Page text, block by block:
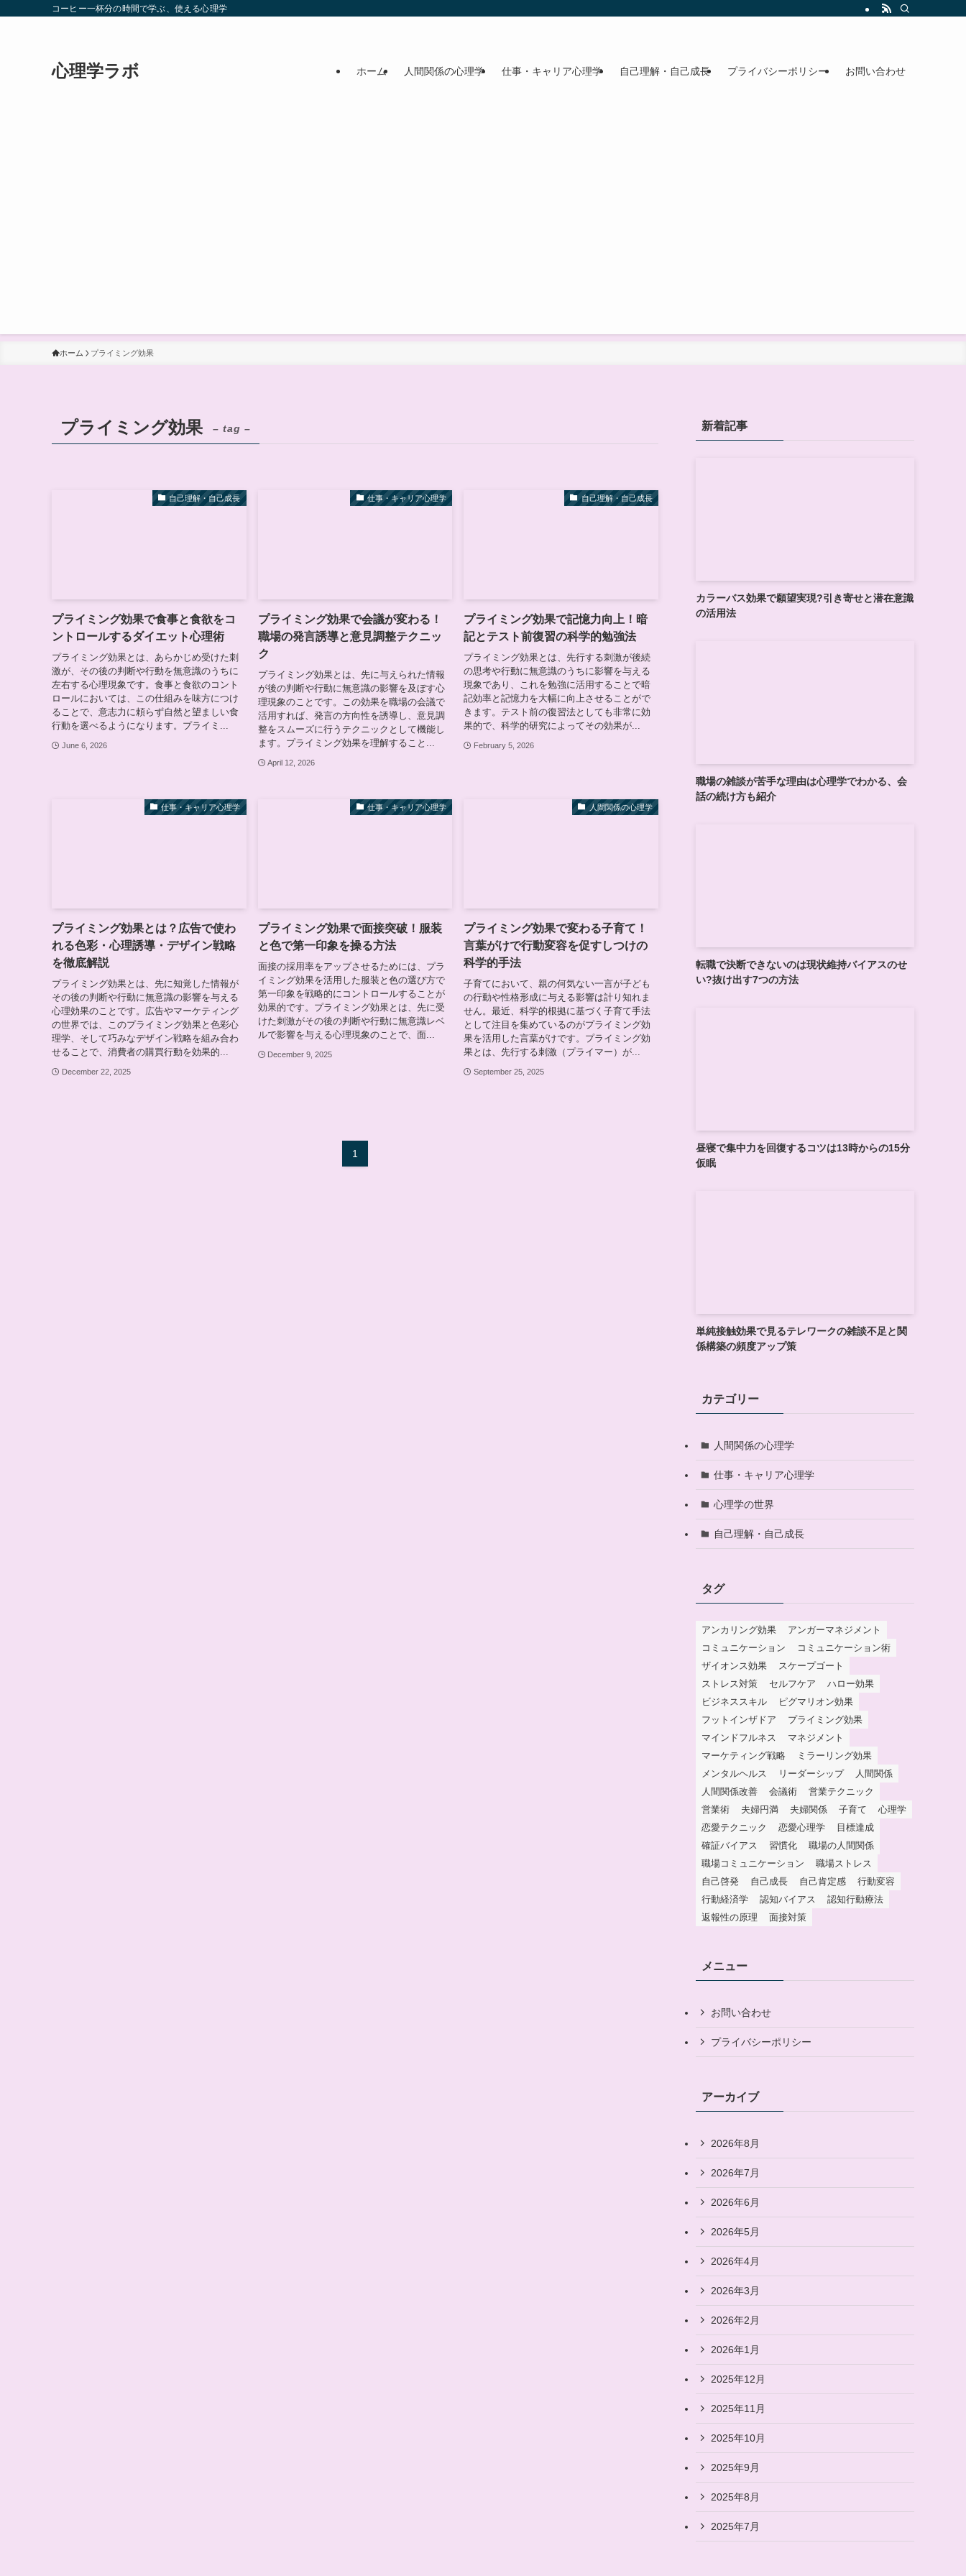
コーヒー一杯分の時間で学ぶ、使える心理学
心理学ラボ ホーム 人間関係の心理学 仕事・キャリア心理学 自己理解・自己成長 プライバシーポリシー お問い合わせ
ホーム プライミング効果
プライミング効果 – tag –
自己理解・自己成長
プライミング効果で食事と食欲をコ
ントロールするダイエット心理術
プライミング効果とは、あらかじめ受けた刺
激が、その後の判断や行動を無意識のうちに
左右する心理現象です。食事と食欲のコント
ロールにおいては、この仕組みを味方につけ
ることで、意志力に頼らず自然と望ましい食
行動を選べるようになります。プライミ...
June 6, 2026
仕事・キャリア心理学
プライミング効果で会議が変わる！
職場の発言誘導と意見調整テクニッ
ク
プライミング効果とは、先に与えられた情報
が後の判断や行動に無意識の影響を及ぼす心
理現象のことです。この効果を職場の会議で
活用すれば、発言の方向性を誘導し、意見調
整をスムーズに行うテクニックとして機能し
ます。プライミング効果を理解すること...
April 12, 2026
自己理解・自己成長
プライミング効果で記憶力向上！暗
記とテスト前復習の科学的勉強法
プライミング効果とは、先行する刺激が後続
の思考や行動に無意識のうちに影響を与える
現象であり、これを勉強に活用することで暗
記効率と記憶力を大幅に向上させることがで
きます。テスト前の復習法としても非常に効
果的で、科学的研究によってその効果が...
February 5, 2026
仕事・キャリア心理学
プライミング効果とは？広告で使わ
れる色彩・心理誘導・デザイン戦略
を徹底解説
プライミング効果とは、先に知覚した情報が
その後の判断や行動に無意識の影響を与える
心理効果のことです。広告やマーケティング
の世界では、このプライミング効果と色彩心
理学、そして巧みなデザイン戦略を組み合わ
せることで、消費者の購買行動を効果的...
December 22, 2025
仕事・キャリア心理学
プライミング効果で面接突破！服装
と色で第一印象を操る方法
面接の採用率をアップさせるためには、プラ
イミング効果を活用した服装と色の選び方で
第一印象を戦略的にコントロールすることが
効果的です。プライミング効果とは、先に受
けた刺激がその後の判断や行動に無意識レベ
ルで影響を与える心理現象のことで、面...
December 9, 2025
人間関係の心理学
プライミング効果で変わる子育て！
言葉がけで行動変容を促すしつけの
科学的手法
子育てにおいて、親の何気ない一言が子ども
の行動や性格形成に与える影響は計り知れま
せん。最近、科学的根拠に基づく子育て手法
として注目を集めているのがプライミング効
果を活用した言葉がけです。プライミング効
果とは、先行する刺激（プライマー）が...
September 25, 2025
1
新着記事
カラーバス効果で願望実現?引き寄せと潜在意識
の活用法
職場の雑談が苦手な理由は心理学でわかる、会
話の続け方も紹介
転職で決断できないのは現状維持バイアスのせ
い?抜け出す7つの方法
昼寝で集中力を回復するコツは13時からの15分
仮眠
単純接触効果で見るテレワークの雑談不足と関
係構築の頻度アップ策
カテゴリー
人間関係の心理学
仕事・キャリア心理学
心理学の世界
自己理解・自己成長
タグ
アンカリング効果
アンガーマネジメント
コミュニケーション
コミュニケーション術
ザイオンス効果
スケープゴート
ストレス対策
セルフケア
ハロー効果
ビジネススキル
ピグマリオン効果
フットインザドア
プライミング効果
マインドフルネス
マネジメント
マーケティング戦略
ミラーリング効果
メンタルヘルス
リーダーシップ
人間関係
人間関係改善
会議術
営業テクニック
営業術
夫婦円満 夫婦関係 子育て
心理学
恋愛テクニック
恋愛心理学
目標達成
確証バイアス
習慣化
職場の人間関係
職場コミュニケーション
職場ストレス
自己啓発
自己成長 自己肯定感
行動変容
行動経済学
認知バイアス
認知行動療法
返報性の原理
面接対策
メニュー
お問い合わせ
プライバシーポリシー
アーカイブ
2026年8月
2026年7月
2026年6月
2026年5月
2026年4月
2026年3月
2026年2月
2026年1月
2025年12月
2025年11月
2025年10月
2025年9月
2025年8月
2025年7月